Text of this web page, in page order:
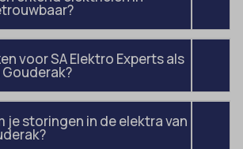
voor SA Elektro Experts als
je storingen in de elektra van
*